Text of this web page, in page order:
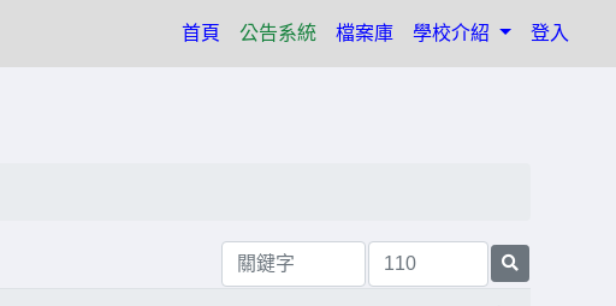
首頁 (current)
公告系統 檔案庫 學校介紹 登入